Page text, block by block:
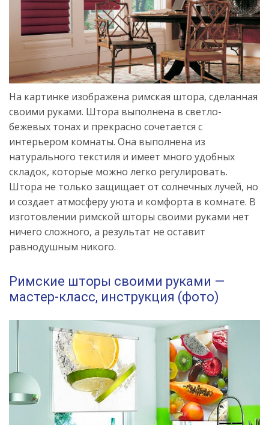
На картинке изображена римская штора, сделанная
своими руками. Штора выполнена в светло-
бежевых тонах и прекрасно сочетается с
интерьером комнаты. Она выполнена из
натурального текстиля и имеет много удобных
складок, которые можно легко регулировать.
Штора не только защищает от солнечных лучей, но
и создает атмосферу уюта и комфорта в комнате. В
изготовлении римской шторы своими руками нет
ничего сложного, а результат не оставит
равнодушным никого.
Римские шторы своими руками —
мастер-класс, инструкция (фото)